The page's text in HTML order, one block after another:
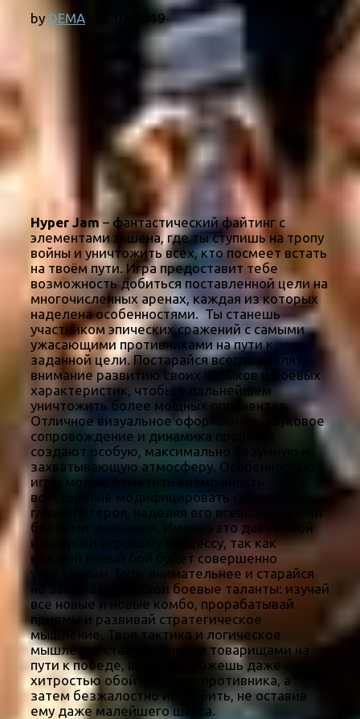
by DEMA 22.02.2019
Hyper Jam– фантастический файтинг с
элементами экшена, где ты ступишь на тропу
войны и уничтожить всех, кто посмеет встать
на твоём пути. Игра предоставит тебе
возможность добиться поставленной цели на
многочисленных аренах, каждая из которых
наделена особенностями. Ты станешь
участником эпических сражений с самыми
ужасающими противниками на пути к
заданной цели. Постарайся всегда уделять
внимание развитию своих навыков и боевых
характеристик, чтобы в дальнейшем
уничтожить более мощных оппонентов.
Отличное визуальное оформление, звуковое
сопровождение и динамика процесса
создают особую, максимально безумную и
захватывающую атмосферу. Особенностью
игры можно отметить возможность
всесторонне модифицировать своего
главного героя, наделяя его всевозможными
боевыми умениями. Именно это даёт некой
изюминки игровому процессу, так как
каждый новый бой будет совершенно
уникальным. Будь внимательнее и старайся
не забывать про свои боевые таланты: изучай
все новые и новые комбо, прорабатывай
приемы и развивай стратегическое
мышление. Твоя тактика и логическое
мышление станут верными товарищами на
пути к победе, ведь ты сможешь даже
хитростью обойти своего противника, а
затем безжалостно истребить, не оставив
ему даже малейшего шанса.